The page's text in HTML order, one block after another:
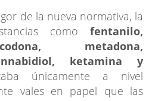
de la nueva normativa, la
como fentanilo,
metadona,
ketamina y
únicamente a nivel
vales en papel que las